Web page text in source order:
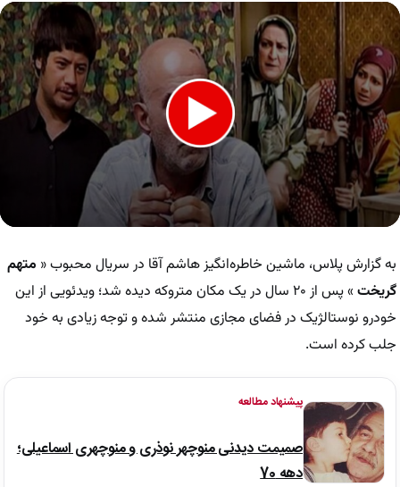
of
34
seconds
به گزارش پلاس، ماشین خاطره‌انگیز هاشم آقا در سریال محبوب « متهم
گریخت
» پس از ۲۰ سال در یک مکان متروکه دیده شد؛ ویدئویی از این
خودرو نوستالژیک در فضای مجازی منتشر شده و توجه زیادی به خود
جلب کرده است.
پیشنهاد مطالعه
صمیمت دیدنی منوچهر نوذری و منوچهری اسماعیلی؛
دهه 70